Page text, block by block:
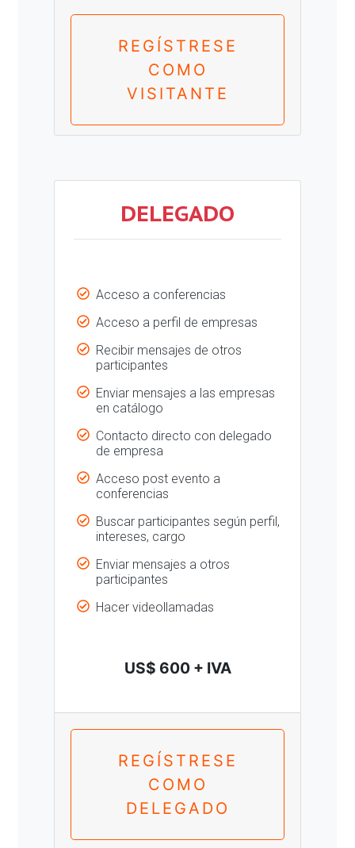
REGÍSTRESE
COMO
VISITANTE
DELEGADO
Acceso a conferencias
Acceso a perfil de empresas
Recibir mensajes de otros
participantes
Enviar mensajes a las empresas
en catálogo
Contacto directo con delegado
de empresa
Acceso post evento a
conferencias
Buscar participantes según perfil,
intereses, cargo
Enviar mensajes a otros
participantes
Hacer videollamadas
US$ 600 + IVA
REGÍSTRESE
COMO
DELEGADO